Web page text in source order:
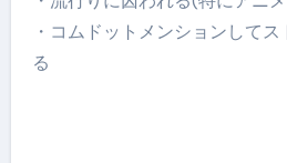
・コムドットメンションして
る